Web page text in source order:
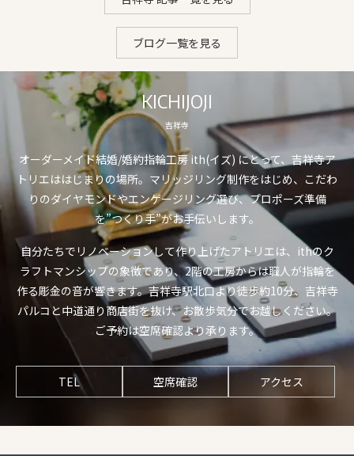
ブログ一覧を見る
KICHIJOJI
吉祥寺
オーダーメイド結婚/婚約指輪工房 ith(イズ) にとって、吉祥寺ア
トリエははじまりの場所。マリッジリング制作をはじめ、こだわ
りのダイヤモンドやエンゲージリング選び、プロポーズ準備
を”つくり手”がお手伝いします。
自分たちでリノベーションして作り上げたアトリエは、ithのク
ラフトマンシップの象徴であり、2階の工房からは職人が指輪を
作る彫金の音が響きます。吉祥寺駅北口より徒歩約10分、吉祥寺
パルコと中道通り商店街を抜け、お散歩気分でお越しください。
ご予約は空席確認より承ります。
TEL 空席確認 アクセス